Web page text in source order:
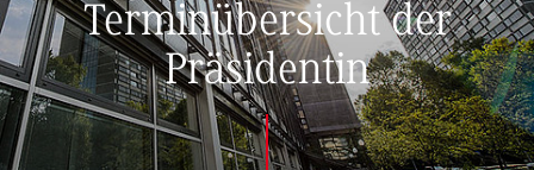
Terminübersicht der
Präsidentin